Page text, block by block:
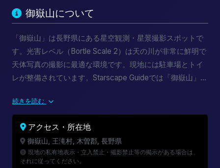
御嶽山について
「御嶽山」は長野県にある星空観測・星景撮影スポットで
す。光害レベル（Bortle Scale 2）は天の川が非常に鮮明で
天体写真の撮影に最適な環境です。現地には駐車場とトイ
レが整備されています。Starscape Guideでは「御嶽山」の
ムで提供しています。新月期カレンダーと組み合わせて最
適な撮影計画を立てましょう。
続きを読む
アクセス・所在地
御嶽山, 王滝村, 木曽郡, 長野県
現地の私有地表示・立入禁止・撮影禁止等の掲示がある場合は、
それに従ってください。